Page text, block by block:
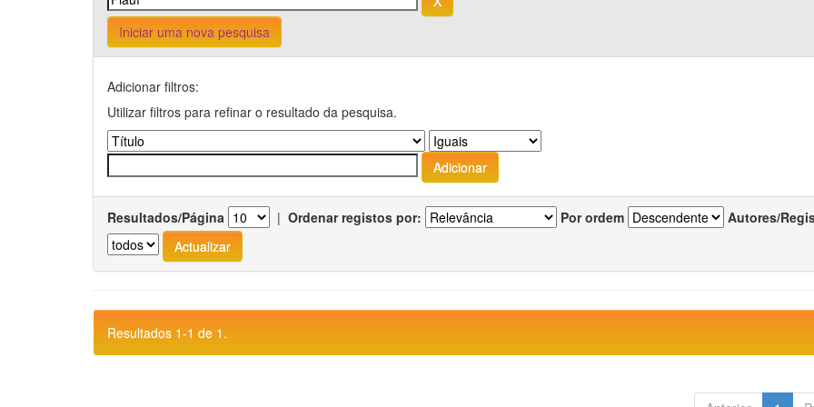
Iniciar uma nova pesquisa
Adicionar filtros:
Utilizar filtros para refinar o resultado da pesquisa.
Resultados/Página | Ordenar registos por: Por ordem Autores/
Resultados 1-1 de 1.